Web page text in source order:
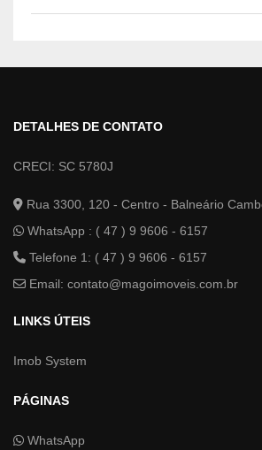
DETALHES DE CONTATO
CRECI: SC 5780J
Rua 3300, 120 - Centro - Balneário
WhatsApp : ( 47 ) 9 9606 - 6157
Telefone 1: ( 47 ) 9 9606 - 6157
Email: contato@magoimoveis.com.br
LINKS ÚTEIS
Imob System
PÁGINAS
WhatsApp